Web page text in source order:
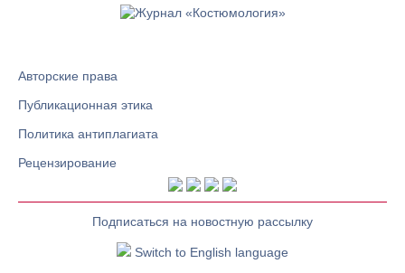
Авторские права
Публикационная этика
Политика антиплагиата
Рецензирование
Подписаться на новостную рассылку
Switch to English language